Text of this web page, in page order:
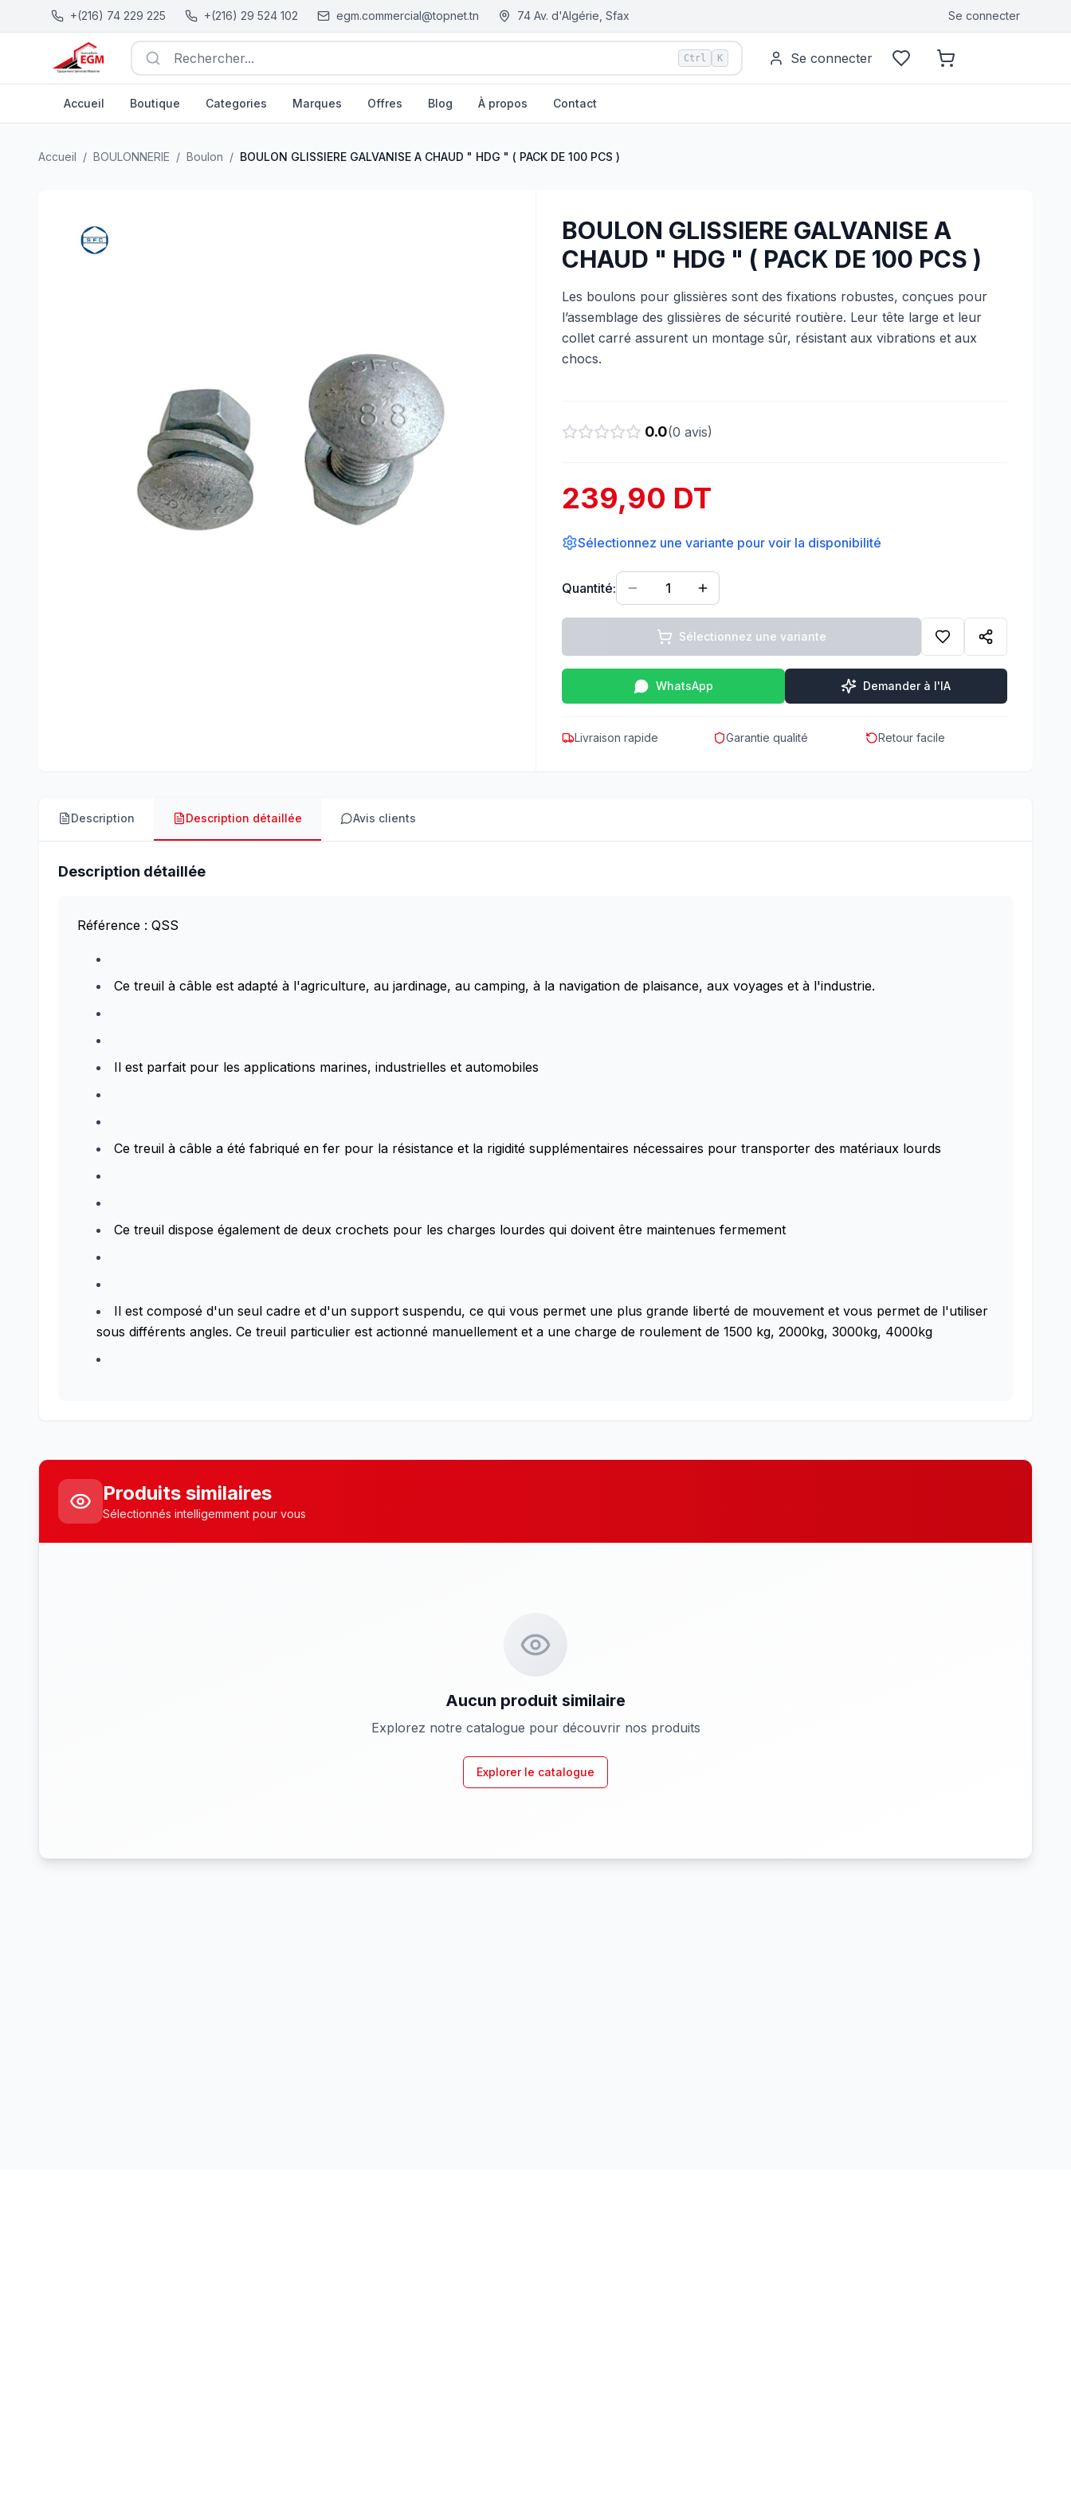
+(216) 74 229 225 +(216) 29 524 102 egm.commercial@topnet.tn 74 Av. d'Algérie, Sfax Se connecter
Rechercher... Ctrl K Se connecter
Accueil Boutique Categories Marques Offres Blog À propos Contact
Accueil / BOULONNERIE / Boulon / BOULON GLISSIERE GALVANISE A CHAUD " HDG " ( PACK DE 100 PCS )
BOULON GLISSIERE GALVANISE A
CHAUD " HDG " ( PACK DE 100 PCS )
Les boulons pour glissières sont des fixations robustes, conçues pour
l’assemblage des glissières de sécurité routière. Leur tête large et leur
collet carré assurent un montage sûr, résistant aux vibrations et aux
chocs.
0.0(0 avis)
239,90 DT
Sélectionnez une variante pour voir la disponibilité
Quantité: 1
Sélectionnez une variante
WhatsApp Demander à l'IA
Livraison rapide Garantie qualité Retour facile
Description Description détaillée Avis clients
Description détaillée
Référence : QSS
Ce treuil à câble est adapté à l'agriculture, au jardinage, au camping, à la navigation de plaisance, aux voyages et à l'industrie.
Il est parfait pour les applications marines, industrielles et automobiles
Ce treuil à câble a été fabriqué en fer pour la résistance et la rigidité supplémentaires nécessaires pour transporter des matériaux lourds
Ce treuil dispose également de deux crochets pour les charges lourdes qui doivent être maintenues fermement
Il est composé d'un seul cadre et d'un support suspendu, ce qui vous permet une plus grande liberté de mouvement et vous permet de l'utiliser
sous différents angles. Ce treuil particulier est actionné manuellement et a une charge de roulement de 1500 kg, 2000kg, 3000kg, 4000kg
Produits similaires
Sélectionnés intelligemment pour vous
Aucun produit similaire
Explorez notre catalogue pour découvrir nos produits
Explorer le catalogue